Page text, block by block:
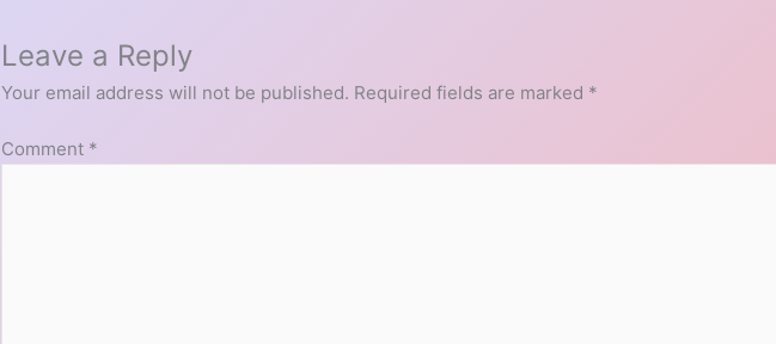
Leave a Reply
Your email address will not be published. Required fields are marked *
Comment *